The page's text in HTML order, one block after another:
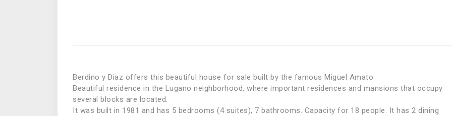
Berdino y Diaz offers this beautiful house for sale built by the famous Miguel Amato
Beautiful residence in the Lugano neighborhood, where important residences and mansions that occupy
several blocks are located.
It was built in 1981 and has 5 bedrooms (4 suites), 7 bathrooms. Capacity for 18 people. It has 2 dining